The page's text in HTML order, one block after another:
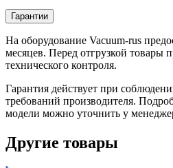
Гарантии
На оборудование Vacuum-rus
месяцев. Перед отгрузкой товары
технического контроля.
Гарантия действует при
требований производителя.
модели можно уточнить у
Другие товары